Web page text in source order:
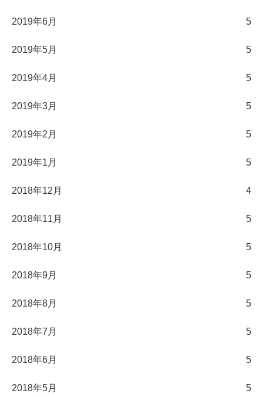
2019年6月 5
2019年5月 5
2019年4月 5
2019年3月 5
2019年2月 5
2019年1月 5
2018年12月 4
2018年11月 5
2018年10月 5
2018年9月 5
2018年8月 5
2018年7月 5
2018年6月 5
2018年5月 5